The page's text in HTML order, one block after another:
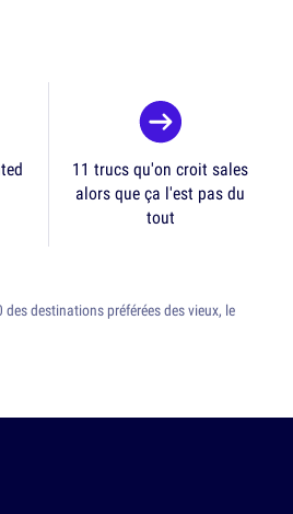
11 trucs qu'on croit sales
alors que ça l'est pas du
tout
des destinations préférées des vieux, le